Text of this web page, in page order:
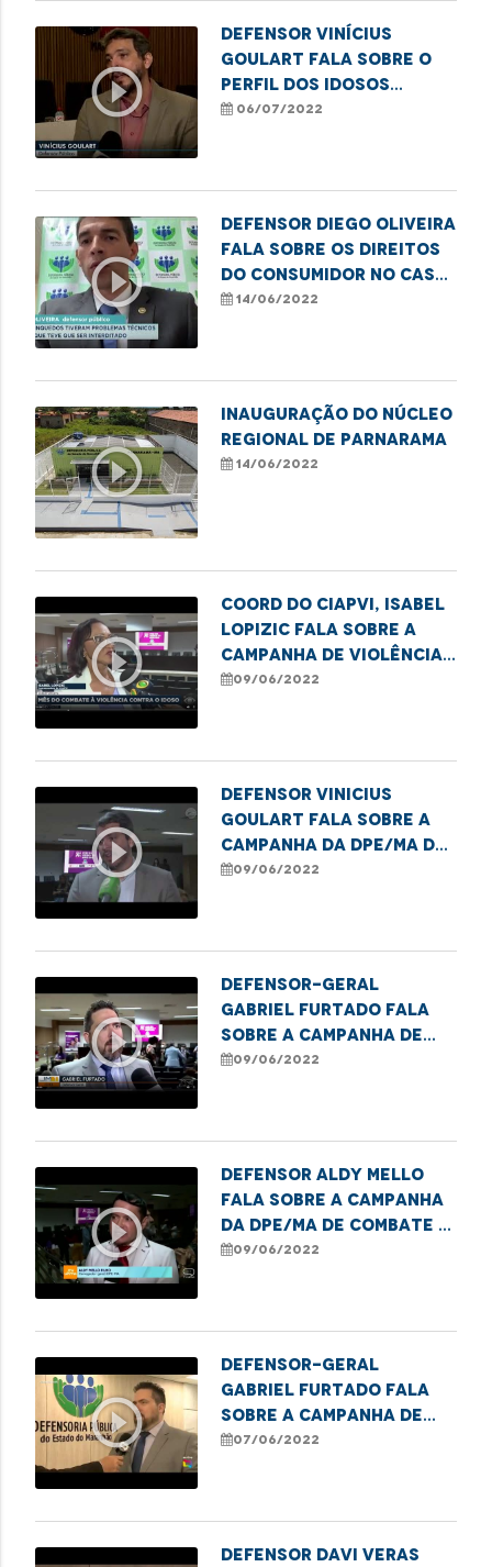
play_circle_outline
Defensor Vinícius
Goulart fala sobre o
perfil dos idosos
vítimas de violência no
06/07/2022
play_circle_outline
Defensor Diego Oliveira
fala sobre os direitos
do consumidor no caso
do parque de diversões
nos seus brinquedos
14/06/2022
play_circle_outline
Inauguração do Núcleo
Regional de Parnarama
14/06/2022
play_circle_outline
Coord do CIAPVI, Isabel
Lopizic fala sobre a
Campanha de Violência
contra os idosos
09/06/2022
play_circle_outline
Defensor Vinicius
Goulart fala sobre a
campanha da DPE/MA de
combate a violência
09/06/2022
play_circle_outline
Defensor-Geral
Gabriel Furtado fala
sobre a Campanha de
Conscientização da
09/06/2022
play_circle_outline
Defensor Aldy Mello
fala sobre a campanha
da DPE/MA de combate a
violência contra os
09/06/2022
play_circle_outline
Defensor-Geral
Gabriel Furtado fala
sobre a Campanha de
Conscientização da
07/06/2022
Defensor Davi Veras